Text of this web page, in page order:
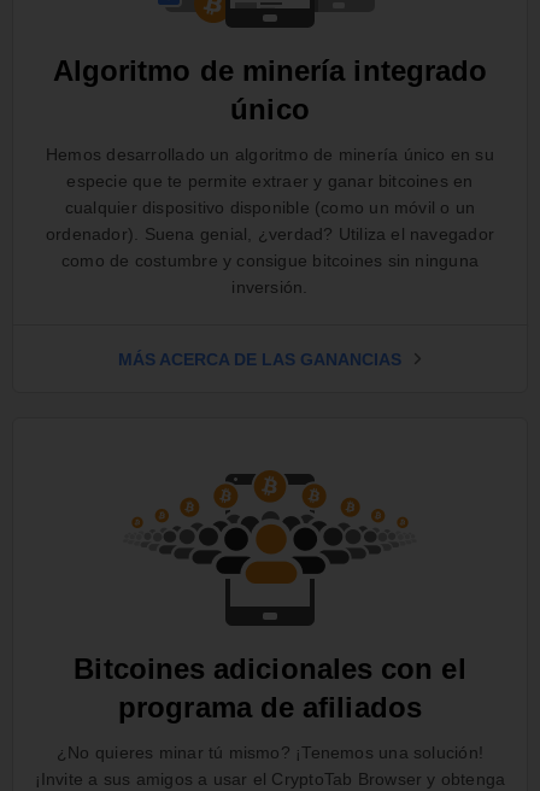
Algoritmo de minería integrado
único
Hemos desarrollado un algoritmo de minería único en su
especie que te permite extraer y ganar bitcoines en
cualquier dispositivo disponible (como un móvil o un
ordenador). Suena genial, ¿verdad? Utiliza el navegador
como de costumbre y consigue bitcoines sin ninguna
inversión.
MÁS ACERCA DE LAS GANANCIAS
Bitcoines adicionales con el
programa de afiliados
¿No quieres minar tú mismo? ¡Tenemos una solución!
¡Invite a sus amigos a usar el CryptoTab Browser y obtenga